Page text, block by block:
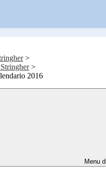
>
>
2016
Menu